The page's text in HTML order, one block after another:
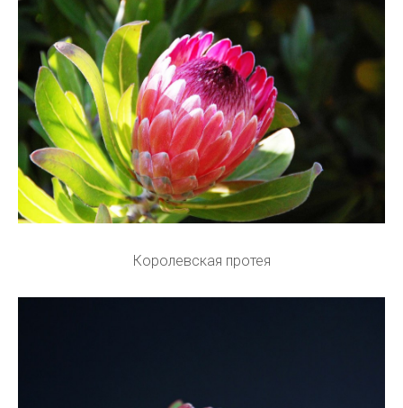
Королевская протея